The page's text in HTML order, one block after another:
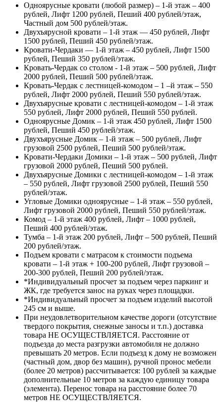
Одноярусные кровати (любой размер) – 1-й этаж – 400
рублей, Лифт 1200 рублей, Пеший 400 рублей/этаж,
Частный дом 500 рублей/этаж.
Двухъярусной кровати – 1-й этаж — 450 рублей, Лифт
1500 рублей, Пеший 450 рублей/этаж.
Кровати-Чердаки — 1-й этаж – 450 рублей, Лифт 1500
рублей, Пеший 350 рублей/этаж.
Кровать-Чердак со столом - 1-й этаж – 500 рублей, Лифт
2000 рублей, Пеший 500 рублей/этаж.
Кровать-Чердак с лестницей-комодом – 1 –й этаж – 550
рублей, Лифт 2000 рублей, Пеший 550 рублей/этаж.
Двухъярусные кровати с лестницей-комодом – 1-й этаж
550 рублей, Лифт 2000 рублей, Пеший 550 рублей.
Одноярусные Домик – 1-й этаж 450 рублей, Лифт 1500
рублей, Пеший 450 рублей/этаж.
Двухъярусные Домик – 1-й этаж – 500 рублей, Лифт
грузовой 2500 рублей, Пеший 500 рублей/этаж.
Кровати-Чердаки Домики – 1-й этаж – 500 рублей, Лифт
грузовой 2000 рублей, Пеший 500 рублей.
Двухъярусные Домики с лестницей-комодом – 1-й этаж
– 550 рублей, Лифт грузовой 2500 рублей, Пеший 550
рублей/этаж.
Угловые Домики одноярусные – 1-й этаж – 550 рублей,
Лифт грузовой 2000 рублей, Пеший 550 рублей/этаж.
Комод – 1-й этаж 400 рублей, Лифт – 1000 рублей,
Пеший 400 рублей/этаж.
Тумба – 1-й этаж 200 рублей, Лифт – 500 рублей, Пеший
200 рублей/этаж.
Подъем кровати с матрасом к стоимости подъема
кровати – 1-й этаж + 100-200 рублей, Лифт грузовой –
200-300 рублей, Пеший 200 рублей/этаж.
*Индивидуальный просчет за подъем через паркинг и
ЖК, где требуется занос на руках через площадки.
*Индивидуальный просчет за подъем изделий высотой
245 см и выше.
При неудовлетворительном качестве дороги (отсутствие
твердого покрытия, снежные заносы и т.п.) доставка
товара НЕ ОСУЩЕСТВЛЯЕТСЯ. Расстояние от
подъезда до места разгрузки автомобиля не должно
превышать 20 метров. Если подъезд к дому не возможен
(частный дом, двор без машин), ручной пронос мебели
(более 20 метров) рассчитывается: 100 рублей за каждые
дополнительные 10 метров за каждую единицу товара
(элемента). Перенос товара на расстояние более 70
метров НЕ ОСУЩЕСТВЛЯЕТСЯ.